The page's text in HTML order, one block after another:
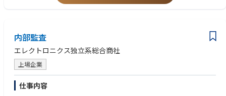
内部監査
エレクトロニクス独立系総合商社
上場企業
仕事内容